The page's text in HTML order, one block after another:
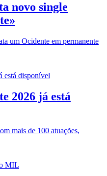
novo single
um Ocidente em permanente
2026 já está
mais de 100 atuações,